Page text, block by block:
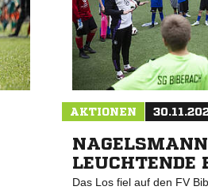
AKTIONEN
LEUCHTENDE
Das Los fiel auf den FV